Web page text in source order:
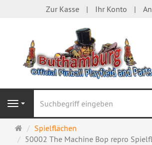
Zur Kasse Ihr Konto
Navigation
Startseite
Spielflächen
50002 The Machine Bop repro